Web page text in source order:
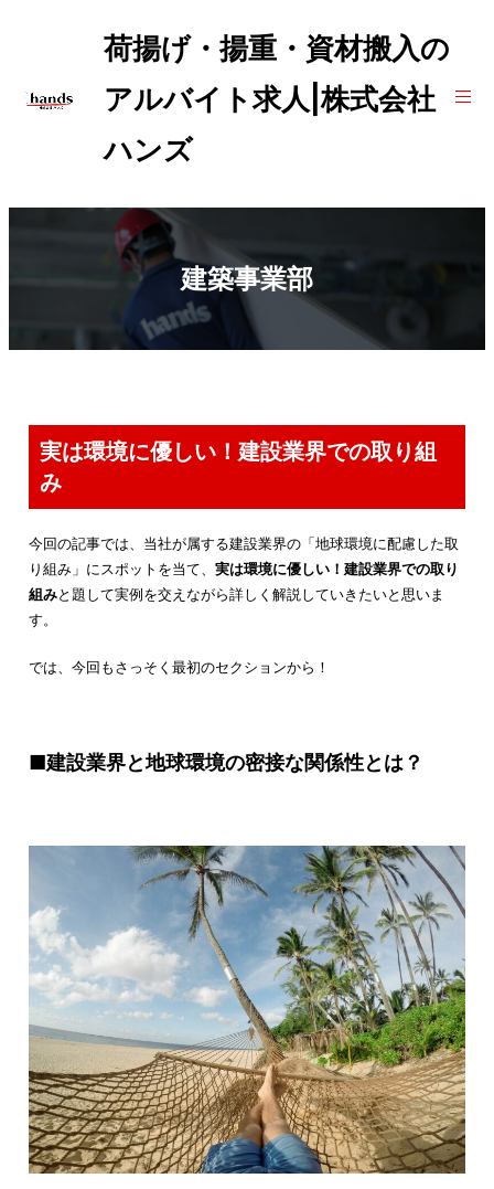
荷揚げ・揚重・資材搬入の
アルバイト求人|株式会社
ハンズ
建築事業部
実は環境に優しい！建設業界での取り組
み
今回の記事では、当社が属する建設業界の「地球環境に配慮した取
り組み」にスポットを当て、 実は環境に優しい！建設業界での取り
組みと題して実例を交えながら詳しく解説していきたいと思いま
す。
では、今回もさっそく最初のセクションから！
■建設業界と地球環境の密接な関係性とは？